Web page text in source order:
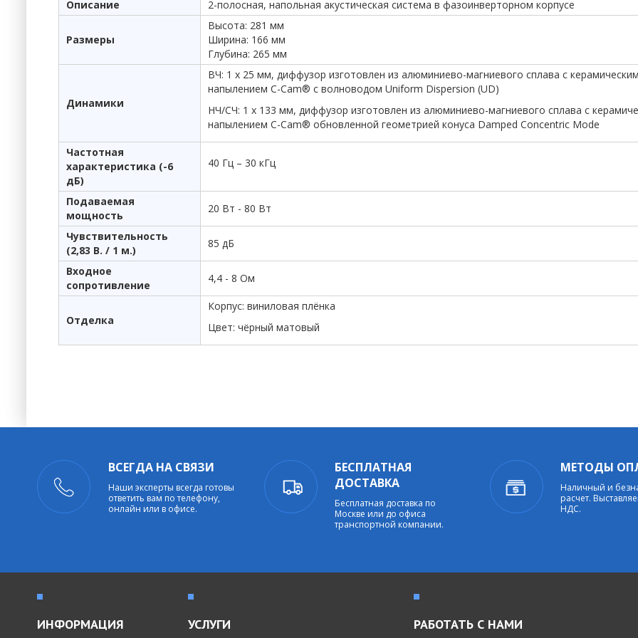
Описание
2-полосная, напольная акустическая система в фазоинверторном корпусе
Размеры
Высота: 281 мм
Ширина: 166 мм
Глубина: 265 мм
Динамики
ВЧ: 1 х 25 мм, диффузор изготовлен из алюминиево-магниевого сплава с керамическим
напылением C-Cam® с волноводом Uniform Dispersion (UD)
НЧ/СЧ: 1 х 133 мм, диффузор изготовлен из алюминиево-магниевого сплава с
напылением C-Cam® обновленной геометрией конуса Damped Concentric Mode
Частотная
характеристика (-6
дБ)
40 Гц – 30 кГц
Подаваемая
мощность
20 Вт - 80 Вт
Чувствительность
(2,83 В. / 1 м.)
85 дБ
Входное
сопротивление
4,4 - 8 Ом
Отделка
Корпус: виниловая плёнка
Цвет: чёрный матовый
ВСЕГДА НА СВЯЗИ
Наши эксперты всегда готовы
ответить вам по телефону,
онлайн или в офисе.
БЕСПЛАТНАЯ
ДОСТАВКА
Бесплатная доставка по
Москве или до офиса
транспортной компании.
МЕТОДЫ
Наличный и
расчет.
НДС.
ИНФОРМАЦИЯ УСЛУГИ РАБОТАТЬ С НАМИ